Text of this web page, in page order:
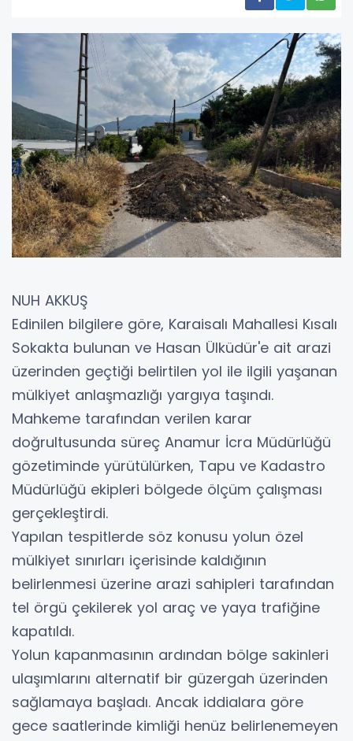
NUH AKKUŞ
Edinilen bilgilere göre, Karaisalı Mahallesi Kısalı
Sokakta bulunan ve Hasan Ülküdür'e ait arazi
üzerinden geçtiği belirtilen yol ile ilgili yaşanan
mülkiyet anlaşmazlığı yargıya taşındı.
Mahkeme tarafından verilen karar
doğrultusunda süreç Anamur İcra Müdürlüğü
gözetiminde yürütülürken, Tapu ve Kadastro
Müdürlüğü ekipleri bölgede ölçüm çalışması
gerçekleştirdi.
Yapılan tespitlerde söz konusu yolun özel
mülkiyet sınırları içerisinde kaldığının
belirlenmesi üzerine arazi sahipleri tarafından
tel örgü çekilerek yol araç ve yaya trafiğine
kapatıldı.
Yolun kapanmasının ardından bölge sakinleri
ulaşımlarını alternatif bir güzergah üzerinden
sağlamaya başladı. Ancak iddialara göre
gece saatlerinde kimliği henüz belirlenemeyen